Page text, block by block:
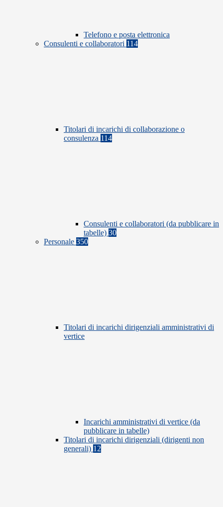
Telefono e posta elettronica
Consulenti e collaboratori 114
Titolari di incarichi di collaborazione o
consulenza 114
Consulenti e collaboratori (da pubblicare in
tabelle) 30
Personale 350
Titolari di incarichi dirigenziali amministrativi di
vertice
Incarichi amministrativi di vertice (da
pubblicare in tabelle)
Titolari di incarichi dirigenziali (dirigenti non
generali) 12